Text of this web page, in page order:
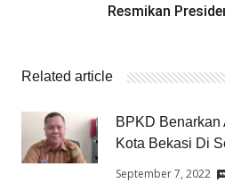
Resmikan
Related article
BPKD Benarkan
Kota Bekasi Di
September 7, 2022